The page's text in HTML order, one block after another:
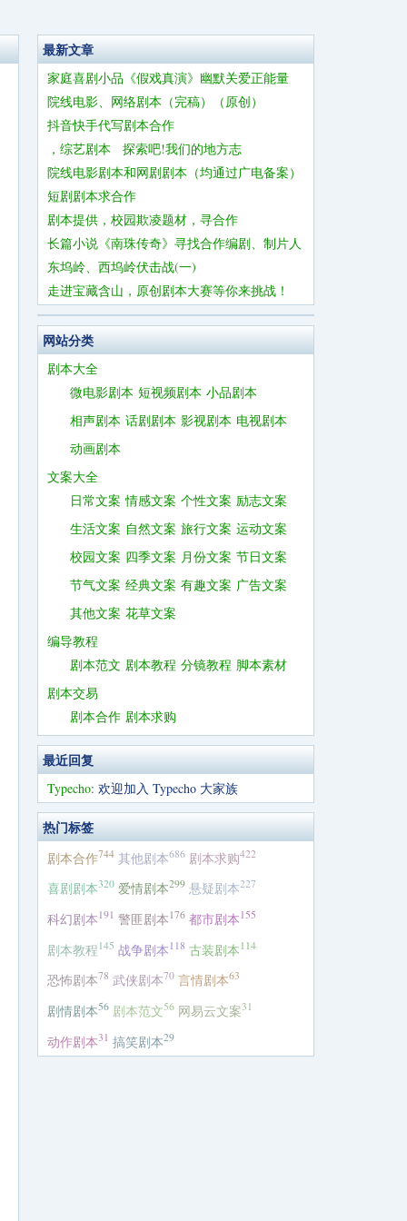
最新文章
家庭喜剧小品《假戏真演》幽默关爱正能量
院线电影、网络剧本（完稿）（原创）
抖音快手代写剧本合作
，综艺剧本 探索吧!我们的地方志
院线电影剧本和网剧剧本（均通过广电备案）
短剧剧本求合作
剧本提供，校园欺凌题材，寻合作
长篇小说《南珠传奇》寻找合作编剧、制片人
东坞岭、西坞岭伏击战(一)
走进宝藏含山，原创剧本大赛等你来挑战！
网站分类
剧本大全
微电影剧本 短视频剧本 小品剧本
相声剧本 话剧剧本 影视剧本 电视剧本
动画剧本
文案大全
日常文案 情感文案 个性文案 励志文案
生活文案 自然文案 旅行文案 运动文案
校园文案 四季文案 月份文案 节日文案
节气文案 经典文案 有趣文案 广告文案
其他文案 花草文案
编导教程
剧本范文 剧本教程 分镜教程 脚本素材
剧本交易
剧本合作 剧本求购
最近回复
Typecho: 欢迎加入 Typecho 大家族
热门标签
剧本合作744 其他剧本686 剧本求购422
喜剧剧本320 爱情剧本299 悬疑剧本227
科幻剧本 191 警匪剧本 176 都市剧本 155
剧本教程 145 战争剧本 118 古装剧本 114
恐怖剧本78 武侠剧本70 言情剧本63
剧情剧本56 剧本范文56 网易云文案31
动作剧本31 搞笑剧本29